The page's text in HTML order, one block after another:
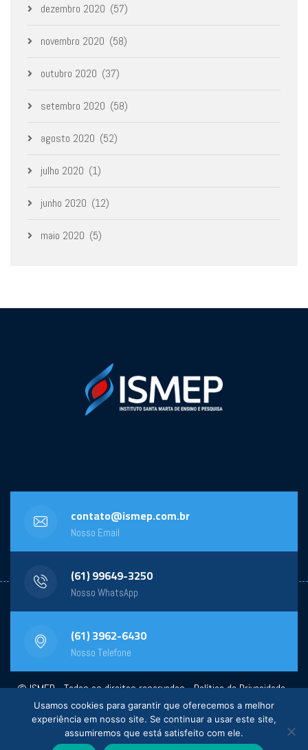
dezembro 2020 (57)
novembro 2020 (58)
outubro 2020 (37)
setembro 2020 (58)
agosto 2020 (52)
julho 2020 (1)
junho 2020 (12)
maio 2020 (5)
contato@ismep.com.br
Nosso Email
(61) 99649-3250
Nosso WhatsApp
(61) 3962-6430
Nosso Telefone
© ISMEP - Todos os direitos reservados -Política de Privacidade-
Powered by:General Design
Usamos cookies para garantir que oferecemos a melhor
experiência em nosso site. Se continuar a usar este site,
assumiremos que está satisfeito com ele.